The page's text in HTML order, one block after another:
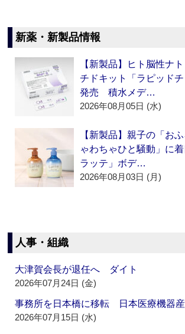
新薬・新製品情報
【新製品】ヒト脳性ナ
チドキット「ラピッド
発売 積水メデ…
2026年08月05日 (水)
【新製品】親子の「お
ゃわちゃひと騒動」に
ラッテ」ボデ…
2026年08月03日 (月)
人事・組織
大津賀会長が退任へ ダイト
2026年07月24日 (金)
事務所を日本橋に移転 日本医療機器
2026年07月15日 (水)